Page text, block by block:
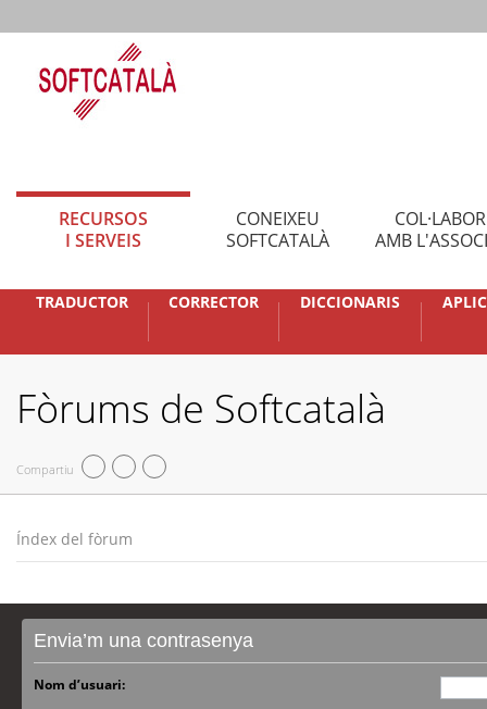
RECURSOS
I SERVEIS
CONEIXEU
SOFTCATALÀ
AMB
TRADUCTOR CORRECTOR DICCIONARIS
Fòrums de Softcatalà
Compartiu
Índex del fòrum
Envia’m una contrasenya
Nom d’usuari: